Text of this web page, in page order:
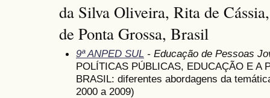
da Silva Oliveira, Rita de
de Ponta Grossa, Brasil
9ª ANPED SUL - Educação de Pessoas
POLÍTICAS PÚBLICAS, EDUCAÇÃO E A
BRASIL: diferentes abordagens da
2000 a 2009)